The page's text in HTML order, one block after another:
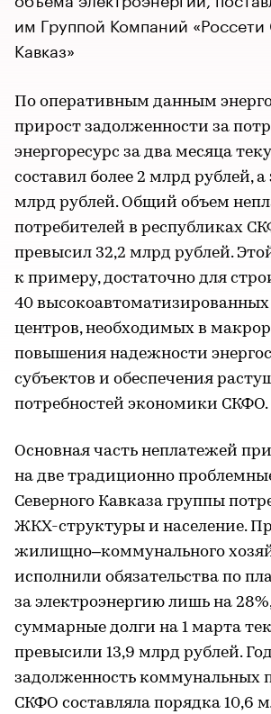
им Группой Компаний
Кавказ»
По оперативным данным
прирост задолженности за
энергоресурс за два месяца
составил более 2 млрд рублей,
млрд рублей. Общий объем
потребителей в республиках
превысил 32,2 млрд рублей.
к примеру, достаточно для
40
центров, необходимых в
повышения надежности
субъектов и обеспечения
потребностей экономики СКФО.
Основная часть неплатежей
на две традиционно
Северного Кавказа группы
ЖКХ-структуры и население.
жилищно–коммунального
исполнили обязательства по
за электроэнергию лишь на
суммарные долги на 1 марта
превысили 13,9 млрд рублей.
задолженность коммунальных
СКФО составляла порядка 10,6